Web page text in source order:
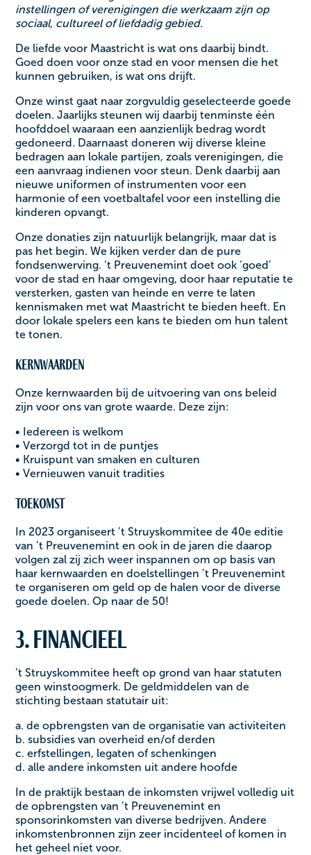
instellingen of verenigingen die werkzaam zijn op
sociaal, cultureel of liefdadig gebied. ‍
De liefde voor Maastricht is wat ons daarbij bindt.
Goed doen voor onze stad en voor mensen die het
kunnen gebruiken, is wat ons drijft. ‍
Onze winst gaat naar zorgvuldig geselecteerde goede
doelen. Jaarlijks steunen wij daarbij tenminste één
hoofddoel waaraan een aanzienlijk bedrag wordt
gedoneerd. Daarnaast doneren wij diverse kleine
bedragen aan lokale partijen, zoals verenigingen, die
een aanvraag indienen voor steun. Denk daarbij aan
nieuwe uniformen of instrumenten voor een
harmonie of een voetbaltafel voor een instelling die
kinderen opvangt. ‍
Onze donaties zijn natuurlijk belangrijk, maar dat is
pas het begin. We kijken verder dan de pure
fondsenwerving. ‘t Preuvenemint doet ook ‘goed’
voor de stad en haar omgeving, door haar reputatie te
versterken, gasten van heinde en verre te laten
kennismaken met wat Maastricht te bieden heeft. En
door lokale spelers een kans te bieden om hun talent
te tonen. ‍
Kernwaarden
Onze kernwaarden bij de uitvoering van ons beleid
zijn voor ons van grote waarde. Deze zijn:
• Iedereen is welkom
• Verzorgd tot in de puntjes
• Kruispunt van smaken en culturen
• Vernieuwen vanuit tradities
Toekomst
In 2023 organiseert ’t Struyskommitee de 40e editie
van ’t Preuvenemint en ook in de jaren die daarop
volgen zal zij zich weer inspannen om op basis van
haar kernwaarden en doelstellingen ’t Preuvenemint
te organiseren om geld op de halen voor de diverse
goede doelen. Op naar de 50! ‍
3. Financieel
’t Struyskommitee heeft op grond van haar statuten
geen winstoogmerk. De geldmiddelen van de
stichting bestaan statutair uit:
a. de opbrengsten van de organisatie van activiteiten
b. subsidies van overheid en/of derden
c. erfstellingen, legaten of schenkingen
d. alle andere inkomsten uit andere hoofde
In de praktijk bestaan de inkomsten vrijwel volledig uit
de opbrengsten van ’t Preuvenemint en
sponsorinkomsten van diverse bedrijven. Andere
inkomstenbronnen zijn zeer incidenteel of komen in
het geheel niet voor. ‍